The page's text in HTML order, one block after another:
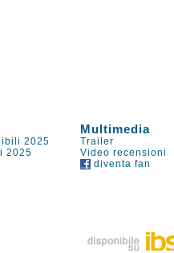
Multimedia
2025 Trailer
2025 Video recensioni
diventa fan